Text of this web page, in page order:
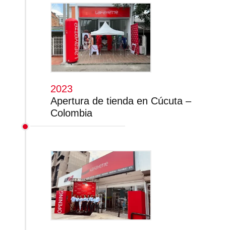
2023
Apertura de tienda en Cúcuta –
Colombia